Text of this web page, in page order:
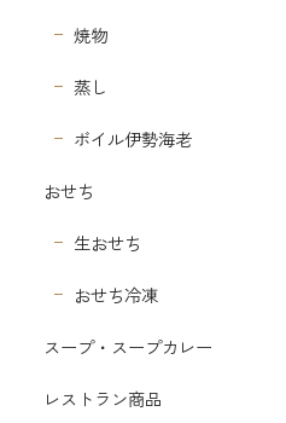
焼物
蒸し
ボイル伊勢海老
おせち
生おせち
おせち冷凍
スープ・スープカレー
レストラン商品